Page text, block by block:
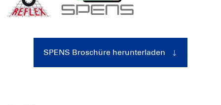
SPENS Broschüre herunterladen